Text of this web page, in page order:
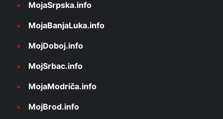
MojaSrpska.info
MojaBanjaLuka.info
MojDoboj.info
MojSrbac.info
MojaModriča.info
MojBrod.info